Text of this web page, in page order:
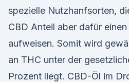
spezielle Nutzhanfsorten,
CBD Anteil aber dafür
aufweisen. Somit wird
an THC unter der
Prozent liegt. CBD-Öl im